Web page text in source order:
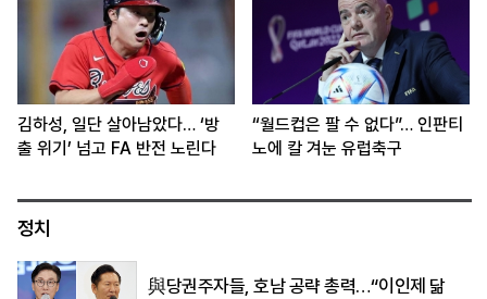
김하성, 일단 살아남았다… ‘방
출 위기’ 넘고 FA 반전 노린다
“월드컵은 팔 수 없다”… 인판티
노에 칼 겨눈 유럽축구
정치
與당권주자들, 호남 공략 총력…“이인제 닮